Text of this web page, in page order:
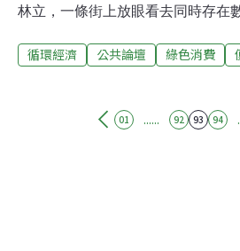
林立，一條街上放眼看去同時存在
時甚至就在對街互別苗頭，唯一的
元的服務與齊全的商品，在日本甚
循環經濟 公共論壇 綠色消費
01 ...... 92 93 94